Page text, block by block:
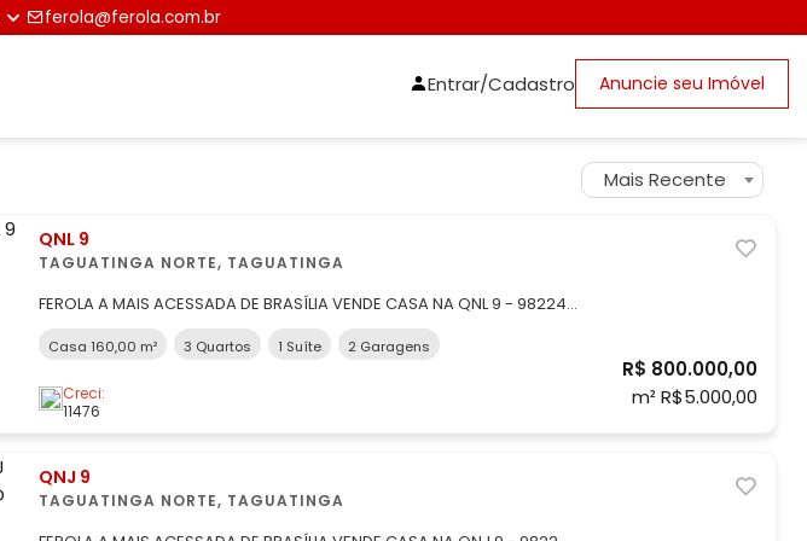
ferola@ferola.com.br
Entrar/Cadastro Anuncie seu Imóvel
Mais Recente
QNL 9
TAGUATINGA NORTE, TAGUATINGA
FEROLA A MAIS ACESSADA DE BRASÍLIA VENDE CASA NA QNL 9 - 98224-
OPORTUNIDADE ÚNICA! CASA COM DUAS RESIDÊNCIAS NO MESMO
VOCÊ PROCURA ESPAÇO, CONFORTO E
Casa 160,00 m² 3 Quartos 1 Suíte 2 Garagens
Creci:
11476
R$ 800.000,00
m² R$5.000,00
QNJ 9
TAGUATINGA NORTE, TAGUATINGA